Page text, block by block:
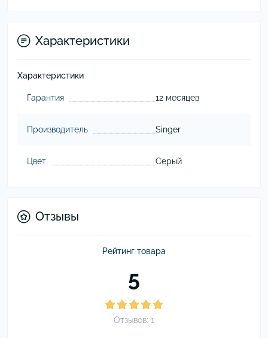
Характеристики
Характеристики
Гарантия 12 месяцев
Производитель Singer
Цвет Серый
Отзывы
Рейтинг товара
5
Отзывов: 1